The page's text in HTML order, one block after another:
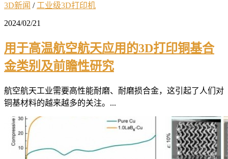
3D新闻 / 工业级3D打印机
2024/02/21
用于高温航空航天应用的3D打印铜基合
金类别及前瞻性研究
航空航天工业需要高性能耐磨、耐磨损合金，这引起了人们对
铜基材料的越来越多的关注。...